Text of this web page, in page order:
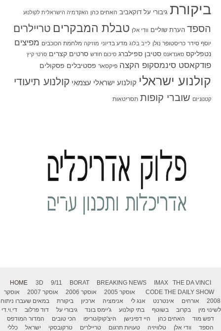
ביקורת גיבורי על דוקאביב האחים כהן האקדמיה הישראלית לקולנוע
הספד הערת שוליים וודי אלן טבלת המבקרים טריילרים
יוסף סידר כריסטופר נולן לייב בלוג מדע בדיוני מוזיקה מלחמת הכוכבים מפיצים
נטפליקס סאנדאנס סטיבן ספילברג סיכום חודש סרטים קצרים סרטי קיץ
פודקאסט סינמסקופ הקצה פיקסאר פסטיבלים פסקולים
קולנוע ישראלי קולנוע ישראלי עצמאי קולנוע תיעודי
קטנוניזם שוברי קופות תסריטאות
HOME 3D 9/11 BORAT BREAKING NEWS IMAX
THE DA VINCI
CODE THE DAILY SHOW אוסקר 2005 אוסקר 2006 אוסקר 2007
אוסקר
2008
אורחים אינטרנט אנג לי אנימציה ארכיון ביקורת
במאים שעברו ניתוח
לשינוי מין
בקרוב בשוטף בתי קולנוע ג'יימס בונד גיבורי על דוד פרלוב
די.וי.די
דפש מוד
האחים כהן היי דפינישן היצ'קוק/טריפו הכי טובים
המדור המודפס
הספד
וודי אלן טלוויזיה טעויות תרגום טריילרים טרקובסקי ישראל כללי